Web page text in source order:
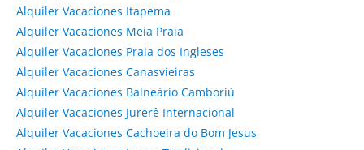
Alquiler Vacaciones Itapema
Alquiler Vacaciones Meia Praia
Alquiler Vacaciones Praia dos Ingleses
Alquiler Vacaciones Canasvieiras
Alquiler Vacaciones Balneário Camboriú
Alquiler Vacaciones Jurerê Internacional
Alquiler Vacaciones Cachoeira do Bom Jesus